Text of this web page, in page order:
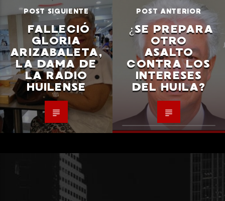
POST SIGUIENTE
FALLECIÓ
GLORIA
ARIZABALETA,
LA DAMA DE
LA RADIO
HUILENSE
POST ANTERIOR
¿SE PREPARA
OTRO
ASALTO
CONTRA LOS
INTERESES
DEL HUILA?